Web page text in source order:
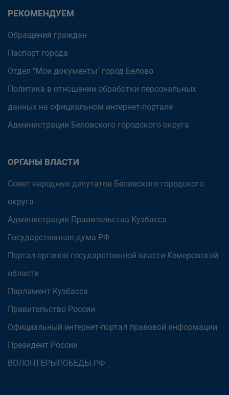
РЕКОМЕНДУЕМ
Обращения граждан
Паспорт города
Отдел "Мои документы" город Белово
Политика в отношении обработки персональных
данных на официальном интернет-портале
Администрации Беловского городского округа
ОРГАНЫ ВЛАСТИ
Совет народных депутатов Беловского городского
округа
Администрация Правительства Кузбасса
Государственная дума РФ
Портал органов государственной власти Кемеровской
области
Парламент Кузбасса
Правительство России
Официальный интернет-портал правовой информации
Президент России
ВОЛОНТЕРЫПОБЕДЫ.РФ